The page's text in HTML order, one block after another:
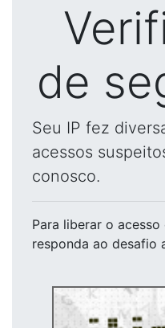
de
Seu IP fez
acessos
conosco.
Para liberar o acesso
responda ao desafio